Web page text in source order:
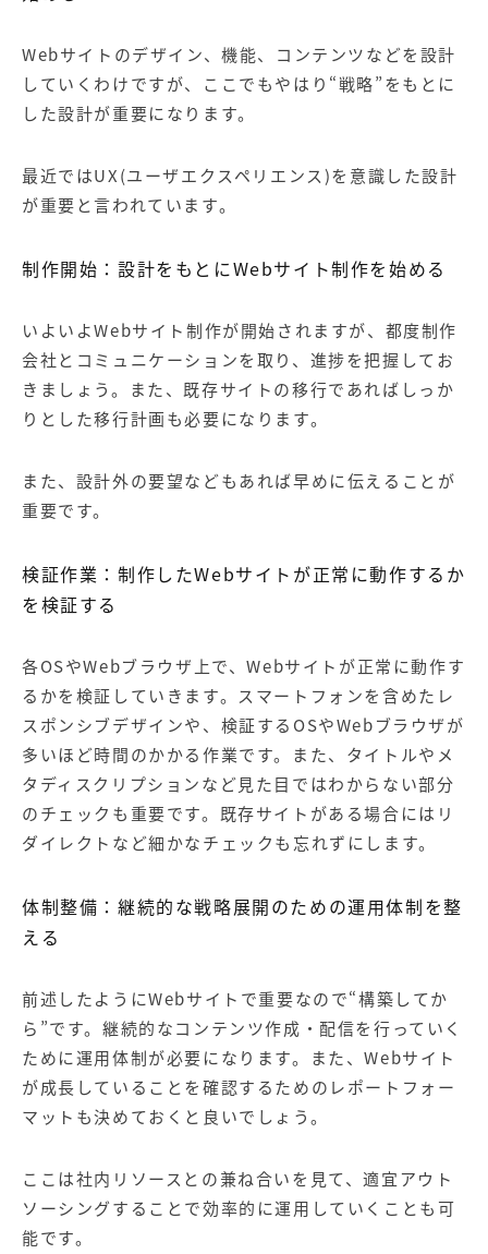
Webサイトのデザイン、機能、コンテンツなどを設計
していくわけですが、ここでもやはり “戦略”をもとに
した設計が重要になります。
最近ではUX(ユーザエクスペリエンス)を意識した設計
が重要と言われています。
制作開始：設計をもとにWebサイト制作を始める
いよいよWebサイト制作が開始されますが、都度制作
会社とコミュニケーションを取り、進捗を把握してお
きましょう。また、既存サイトの移行であればしっか
りとした移行計画も必要になります。
また、設計外の要望などもあれば早めに伝えることが
重要です。
検証作業：制作したWebサイトが正常に動作するか
を検証する
各OSやWebブラウザ上で、Webサイトが正常に動作す
るかを検証していきます。スマートフォンを含めたレ
スポンシブデザインや、検証する OSやWebブラウザが
多いほど時間のかかる作業です。また、タイトルやメ
タディスクリプションなど見た目ではわからない部分
のチェックも重要です。既存サイトがある場合にはリ
ダイレクトなど細かなチェックも忘れずにします。
体制整備：継続的な戦略展開のための運用体制を整
える
前述したようにWebサイトで重要なので“構築してか
ら ”です。継続的なコンテンツ作成・配信を行っていく
ために運用体制が必要になります。また、Webサイト
が成長していることを確認するためのレポートフォー
マットも決めておくと良いでしょう。
ここは社内リソースとの兼ね合いを見て、適宜アウト
ソーシングすることで効率的に運用していくことも可
能です。